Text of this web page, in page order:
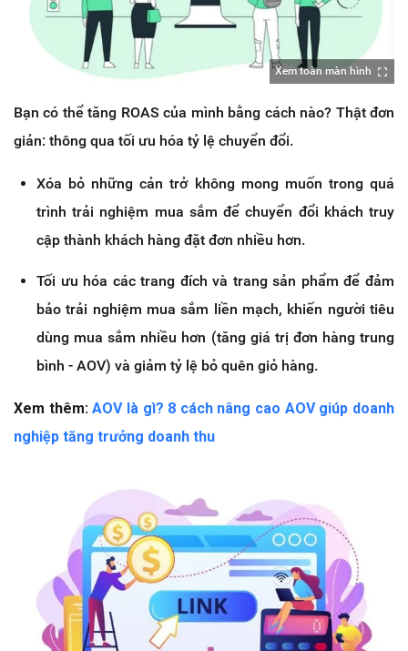
Xem toàn màn hình
Bạn có thể tăng ROAS của mình bằng cách nào? Thật đơn
giản: thông qua tối ưu hóa tỷ lệ chuyển đổi.
Xóa bỏ những cản trở không mong muốn trong quá
trình trải nghiệm mua sắm để chuyển đổi khách truy
cập thành khách hàng đặt đơn nhiều hơn.
Tối ưu hóa các trang đích và trang sản phẩm để đảm
bảo trải nghiệm mua sắm liền mạch, khiến người tiêu
dùng mua sắm nhiều hơn (tăng giá trị đơn hàng trung
bình - AOV) và giảm tỷ lệ bỏ quên giỏ hàng.
Xem thêm:AOV là gì? 8 cách nâng cao AOV giúp doanh
nghiệp tăng trưởng doanh thu